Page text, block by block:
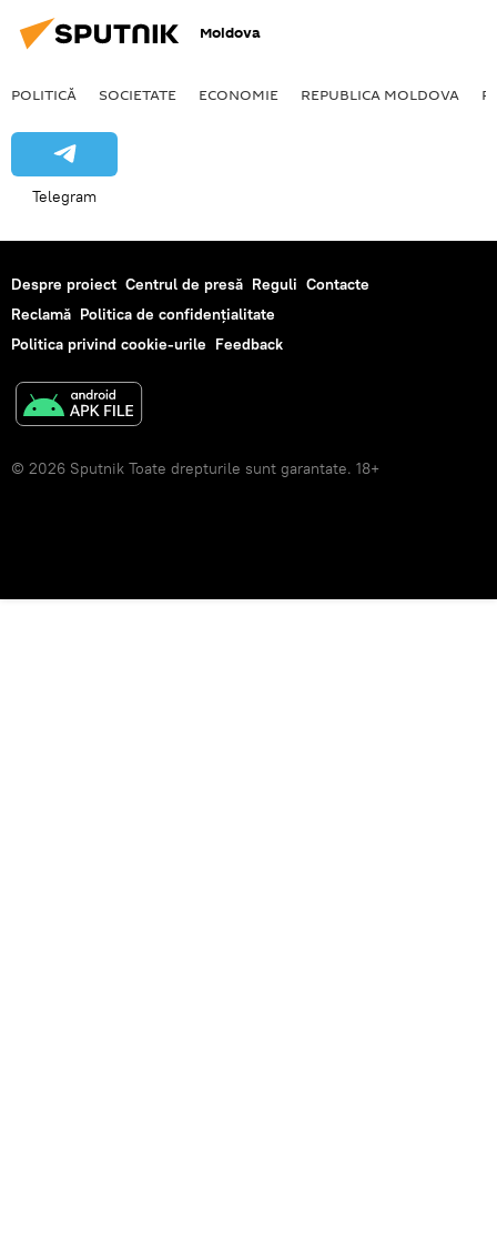
Moldova
POLITICĂ SOCIETATE ECONOMIE REPUBLICA MOLDOVA
Telegram
Despre proiect Centrul de presă Reguli Contacte
Reclamă Politica de confidențialitate
Politica privind cookie-urile Feedback
© 2026 Sputnik Toate drepturile sunt garantate. 18+